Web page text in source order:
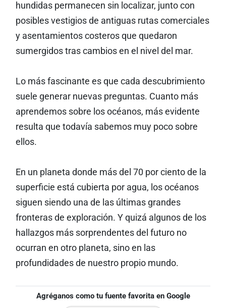
hundidas permanecen sin localizar, junto con
posibles vestigios de antiguas rutas comerciales
y asentamientos costeros que quedaron
sumergidos tras cambios en el nivel del mar.
Lo más fascinante es que cada descubrimiento
suele generar nuevas preguntas. Cuanto más
aprendemos sobre los océanos, más evidente
resulta que todavía sabemos muy poco sobre
ellos.
En un planeta donde más del 70 por ciento de la
superficie está cubierta por agua, los océanos
siguen siendo una de las últimas grandes
fronteras de exploración. Y quizá algunos de los
hallazgos más sorprendentes del futuro no
ocurran en otro planeta, sino en las
profundidades de nuestro propio mundo.
Agréganos como tu fuente favorita en Google